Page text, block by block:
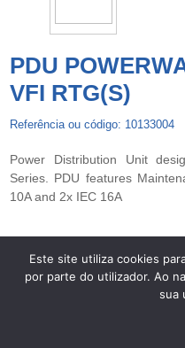
PDU
VFI RTG(S)
Referência ou código: 10133004
Power Distribution Unit
Series. PDU features
10A and 2x IEC 16A
Copyright © 2026 UPS
Centros de
Este site utiliza cookies
por parte do utilizador. Ao
sua